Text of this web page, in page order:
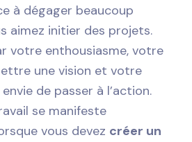
à dégager beaucoup
aimez initier des projets.
votre enthousiasme, votre
une vision et votre
de passer à l’action.
se manifeste
vous devez créer un